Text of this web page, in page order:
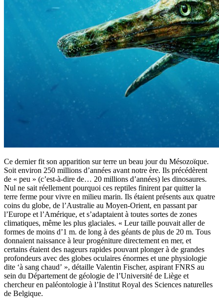
Ce dernier fit son apparition sur terre un beau jour du Mésozoïque.
Soit environ 250 millions d’années avant notre ère. Ils précédèrent
de « peu » (c’est-à-dire de… 20 millions d’années) les dinosaures.
Nul ne sait réellement pourquoi ces reptiles finirent par quitter la
terre ferme pour vivre en milieu marin. Ils étaient présents aux quatre
coins du globe, de l’Australie au Moyen-Orient, en passant par
l’Europe et l’Amérique, et s’adaptaient à toutes sortes de zones
climatiques, même les plus glaciales. « Leur taille pouvait aller de
formes de moins d’1 m. de long à des géants de plus de 20 m. Tous
donnaient naissance à leur progéniture directement en mer, et
certains étaient des nageurs rapides pouvant plonger à de grandes
profondeurs avec des globes oculaires énormes et une physiologie
dite ‘à sang chaud’ », détaille Valentin Fischer, aspirant FNRS au
sein du Département de géologie de l’Université de Liège et
chercheur en paléontologie à l’Institut Royal des Sciences naturelles
de Belgique.